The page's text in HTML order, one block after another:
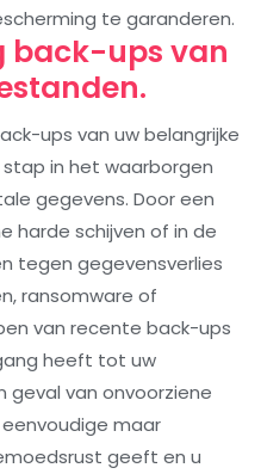
te garanderen.
back-ups van
ups van uw belangrijke
in het waarborgen
gegevens. Door een
harde schijven of in de
tegen gegevensverlies
ransomware of
van recente back-ups
heeft tot uw
geval van onvoorziene
maar
geeft en u